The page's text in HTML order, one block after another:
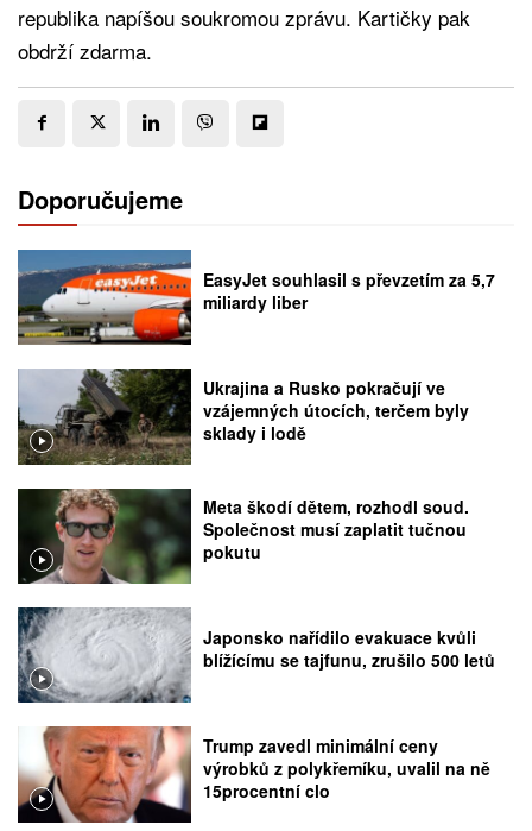
republika napíšou soukromou zprávu. Kartičky pak
obdrží zdarma.
Doporučujeme
EasyJet souhlasil s převzetím za 5,7
miliardy liber
Ukrajina a Rusko pokračují ve
vzájemných útocích, terčem byly
sklady i lodě
Meta škodí dětem, rozhodl soud.
Společnost musí zaplatit tučnou
pokutu
Japonsko nařídilo evakuace kvůli
blížícímu se tajfunu, zrušilo 500 letů
Trump zavedl minimální ceny
výrobků z polykřemíku, uvalil na ně
15procentní clo